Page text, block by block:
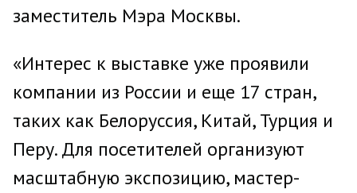
заместитель Мэра Москвы.
«Интерес к выставке уже проявили
компании из России и еще 17 стран,
таких как Белоруссия, Китай, Турция и
Перу. Для посетителей организуют
масштабную экспозицию, мастер-